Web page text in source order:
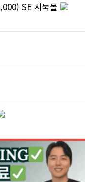
SE 시눅몰